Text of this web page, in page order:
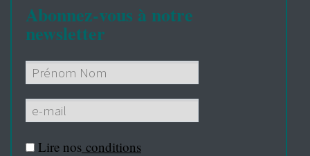
Abonnez-vous à notre
newsletter
Lire nos conditions